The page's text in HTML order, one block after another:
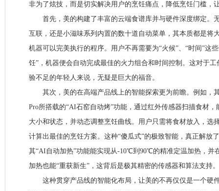
非为了炫技，而是切实解决用户的烹饪痛点，降低烹饪门槛，
首先，美的构建了丰富的云端食谱库并与硬件深度绑定。
互联，还是小滋味系列内置的数十道自动菜单，其本质都是将
机器可以完美执行的程序。用户不再需要为“火候”、“时间”这
饪”，机器便会自动完成最佳的火力组合和时间控制。这对于
验不足的年轻人来说，无疑是巨大的福音。
其次，美的在高端产品线上的智能探索更为前瞻。例如，
Pro所搭载的“AI石窑自动烤”功能，通过红外传感器扫描食材
大小和状态，并动态调整烹饪曲线。用户只需将食材放入，选
计算出最佳的烹饪方案。这种“傻瓜式”的极致智能，真正解放
其“AI自动加热”功能能实现从-10℃到90℃的精准定温加热，并
加热也能“重获新生”，这背后是极其精密的传感器和算法支持。
这种贯穿产品线的智能化布局，让美的不再仅仅是一个硬